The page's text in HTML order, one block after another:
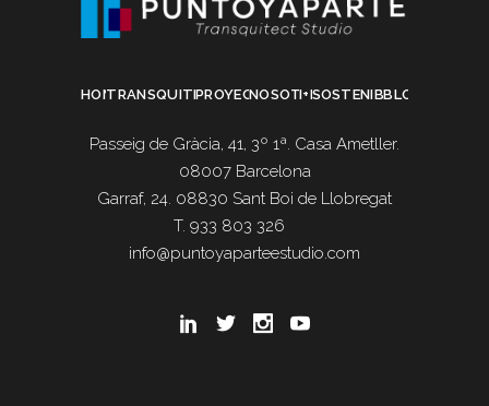
HOMETRANSQUITECTURA
PROYECTOSNOSOTROS
I+DSOSTENIBILIDAD
BLOG
Passeig de Gràcia, 41, 3º 1ª. Casa Ametller.
08007 Barcelona
Garraf, 24. 08830 Sant Boi de Llobregat
T. 933 803 326
info@puntoyaparteestudio.com